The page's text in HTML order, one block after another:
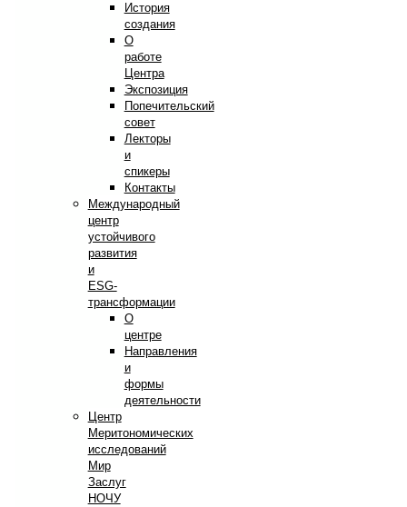
История
создания
О
работе
Центра
Экспозиция
Попечительский
совет
Лекторы
и
спикеры
Контакты
Международный
центр
устойчивого
развития
и
ESG-
трансформации
О
центре
Направления
и
формы
деятельности
Центр
Меритономических
исследований
Мир
Заслуг
НОЧУ